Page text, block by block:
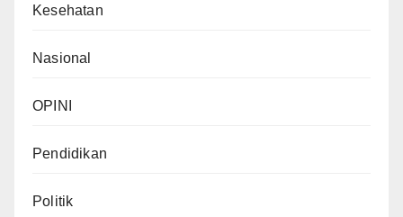
Kesehatan
Nasional
OPINI
Pendidikan
Politik